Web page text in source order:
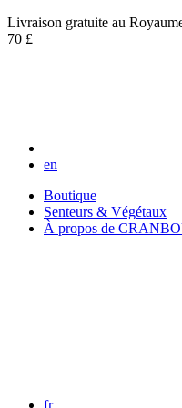
Livraison gratuite au
70 £
en
Boutique
Senteurs & Végétaux
À propos de
fr